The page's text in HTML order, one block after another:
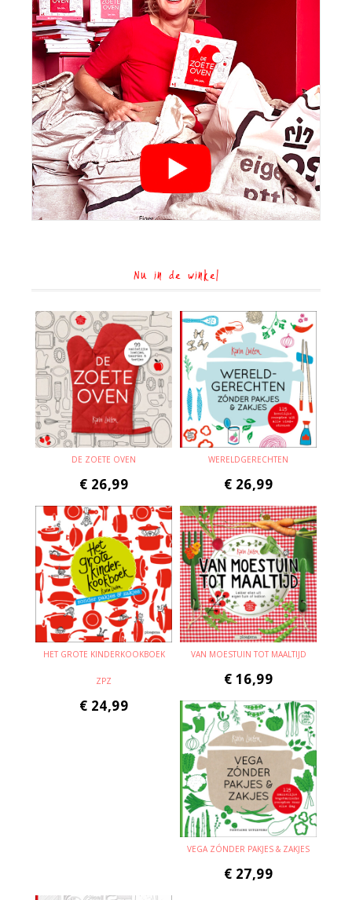
Nu in de winkel
DE ZOETE OVEN
€ 26,99
WERELDGERECHTEN
€ 26,99
HET GROTE KINDERKOOKBOEK
ZPZ
€ 24,99
VAN MOESTUIN TOT MAALTIJD
€ 16,99
VEGA ZÓNDER PAKJES & ZAKJES
€ 27,99